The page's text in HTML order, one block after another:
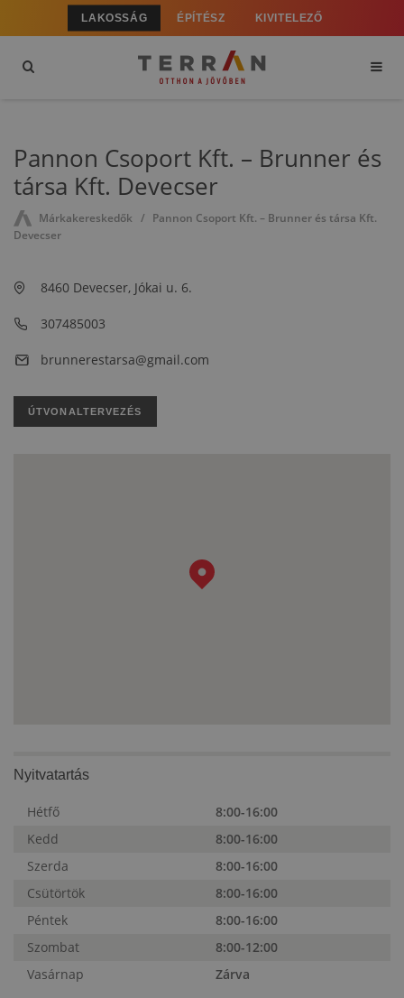
LAKOSSÁG ÉPÍTÉSZ KIVITELEZŐ
Pannon Csoport Kft. – Brunner és
társa Kft. Devecser
Márkakereskedők
Pannon Csoport Kft. – Brunner és társa Kft.
Devecser
8460 Devecser, Jókai u. 6.
307485003
brunnerestarsa@gmail.com
ÚTVONALTERVEZÉS
Nyitvatartás
Hétfő
8:00-16:00
Kedd
8:00-16:00
Szerda
8:00-16:00
Csütörtök
8:00-16:00
Péntek
8:00-16:00
Szombat
8:00-12:00
Vasárnap
Zárva